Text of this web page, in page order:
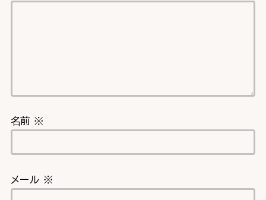
名前 ※
メール ※